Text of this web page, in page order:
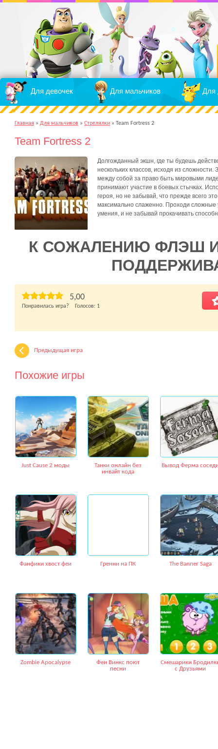
Для девочек Для мальчиков Для
Главная » Для мальчиков » Стрелялки » Team Fortress 2
Team Fortress 2
Долгожданный экшн, где ты будешь
нескольких классов, исходя из
между собой за право быть мировыми
принимают участие в боевых стычках.
героя, но не забывай, что прежде всего
максимально слаженно. Проходи сложные
умения, и не забывай прокачивать
К СОЖАЛЕНИЮ ФЛЭШ
5,00
Понравилась игра? Голосов: 1
Предыдущая игра
Похожие игры
Just Cause 2 моды
Танки онлайн без
инвайт кода
Вывод Ферма
Фанфики хвост феи Гренни на ПК The Banner Saga
Zombie Apocalypse
Феи Винкс поют
песни
Смешарики
с Друзьями